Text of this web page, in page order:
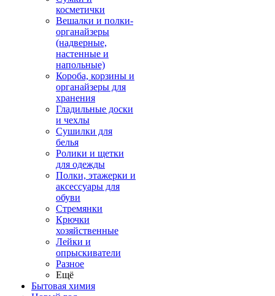
косметички
Вешалки и полки-
органайзеры
(надверные,
настенные и
напольные)
Короба, корзины и
органайзеры для
хранения
Гладильные доски
и чехлы
Сушилки для
белья
Ролики и щетки
для одежды
Полки, этажерки и
аксессуары для
обуви
Стремянки
Крючки
хозяйственные
Лейки и
опрыскиватели
Разное
Ещё
Бытовая химия